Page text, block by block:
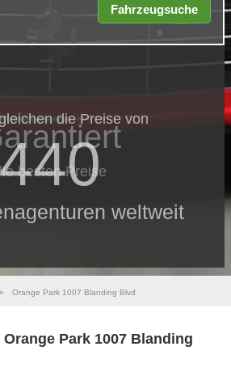
die Preise von
440
weltweit
besten Preise
» Orange Park 1007 Blanding Blvd
Park 1007 Blanding